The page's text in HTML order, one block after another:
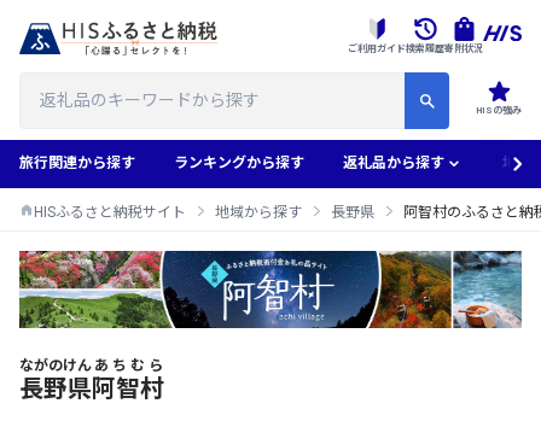
HISの強み
ご利用ガイド検索履歴寄附状況
旅行関連から探す ランキングから探す 返礼品から探す 地域
HISふるさと納税サイト 地域から探す 長野県 阿智村のふるさと納
阿智村のふるさと納税返礼品一覧
長野県
ながのけん
阿智村
あちむら